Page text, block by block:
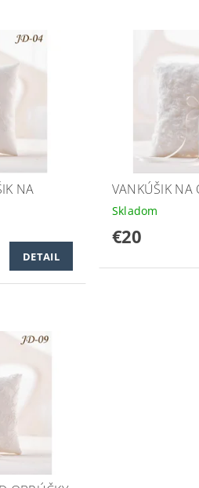
NA
DETAIL
VANKÚŠIK NA
Skladom
€20